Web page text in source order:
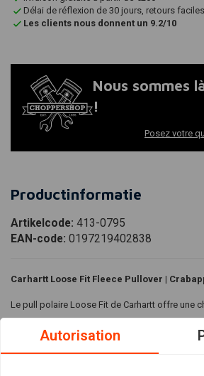
Délai de réflexion de 30 jours, retours faciles
Les clients nous donnent un 9.2/10
Nous sommes
!
Posez votre
Productinformatie
Artikelcode: 413-0795
EAN-code: 0197219402838
Carhartt Loose Fit Fleece Pullover |
Le pull polaire Loose Fit de Carhartt offre une
journées de travail ou les promenades du
Autorisation